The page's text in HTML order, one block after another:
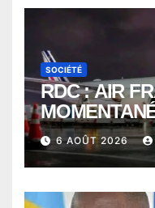
SOCIÉTÉ
RDC : AIR
ENTRE
6 AOÛT 2026